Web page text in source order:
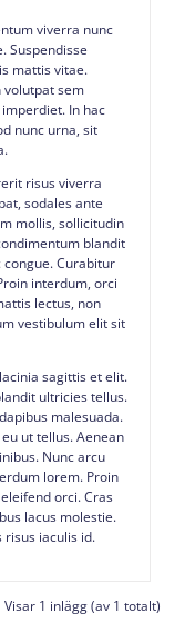
viverra nunc
Suspendisse
mattis vitae.
volutpat sem
In hac
nunc urna, sit
risus viverra
sodales ante
mollis, sollicitudin
blandit
Curabitur
interdum, orci
lectus, non
vestibulum elit sit
sagittis et elit.
ultricies tellus.
malesuada.
ut tellus. Aenean
Nunc arcu
lorem. Proin
orci. Cras
lacus molestie.
iaculis id.
Visar 1 inlägg (av 1 totalt)